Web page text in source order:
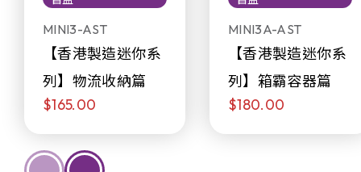
MINI3-AST
【香港製造迷你系
列】物流收納篇
$165.00
MINI3A-AST
【香港製造迷你系
列】箱霸容器篇
$180.00